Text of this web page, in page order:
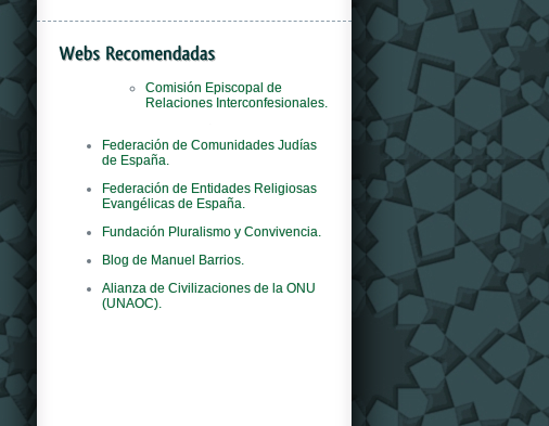
Comisión Episcopal de
Relaciones Interconfesionales.
del marchio ad adottare questo concept
innovativo.
Federación de Comunidades Judías
de España.
Federación de Entidades Religiosas
Evangélicas de España.
Fundación Pluralismo y Convivencia.
Blog de Manuel Barrios.
Alianza de Civilizaciones de la ONU
(UNAOC).